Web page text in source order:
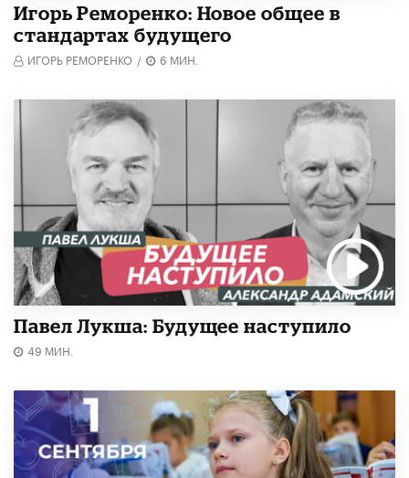
Игорь Реморенко: Новое общее в
стандартах будущего
ИГОРЬ РЕМОРЕНКО / 6 МИН.
Павел Лукша: Будущее наступило
49 МИН.